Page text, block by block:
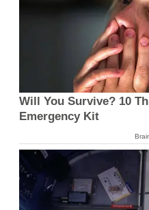
Will You Survive? 10
Emergency Kit